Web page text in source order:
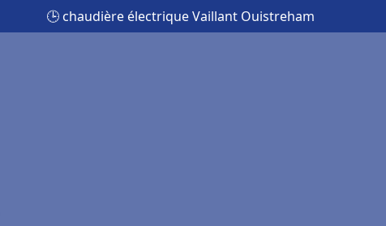
🕒 chaudière électrique Vaillant Ouistreham